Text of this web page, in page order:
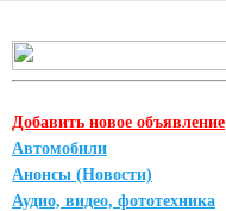
Добавить новое объявление
Автомобили
Анонсы (Новости)
Аудио, видео, фототехника